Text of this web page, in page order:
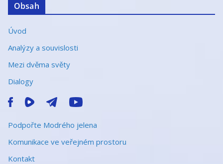
:
Obsah
Úvod
Analýzy a souvislosti
Mezi dvěma světy
Dialogy
Podpořte Modrého jelena
Komunikace ve veřejném prostoru
Kontakt